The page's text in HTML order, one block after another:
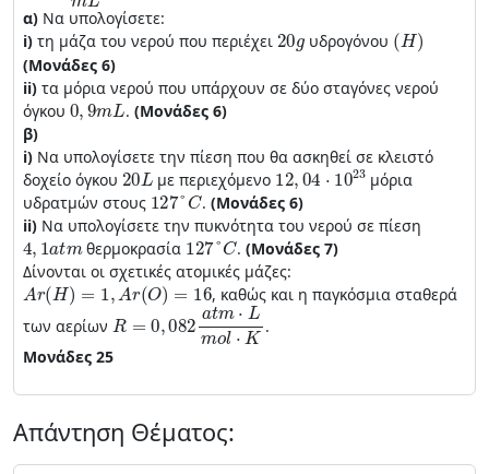
α) Να υπολογίσετε:
i) τη μάζα του νερού που περιέχει
20
υδρογόνου
(Η)
(Μονάδες 6)
ii) τα μόρια νερού που υπάρχουν σε δύο σταγόνες νερού
όγκου
0,9mL
. (Μονάδες 6)
β)
i) Nα υπολογίσετε την πίεση που θα ασκηθεί σε κλειστό
δοχείο όγκου
20L
με περιεχόμενο
12,04⋅1023
μόρια
υδρατμών στους
127°C
. (Μονάδες 6)
ii) Να υπολογίσετε την πυκνότητα του νερού σε πίεση
4, 1at m
θερμοκρασία
127°C
.(Μονάδες 7)
Δίνονται οι σχετικές ατομικές μάζες:
Αr(H)=1,Αr(O)=16
, καθώς και η παγκόσμια σταθερά
των αερίων
R= 0, 082a m⋅Lmo
.
Μονάδες 25
Απάντηση Θέματος: